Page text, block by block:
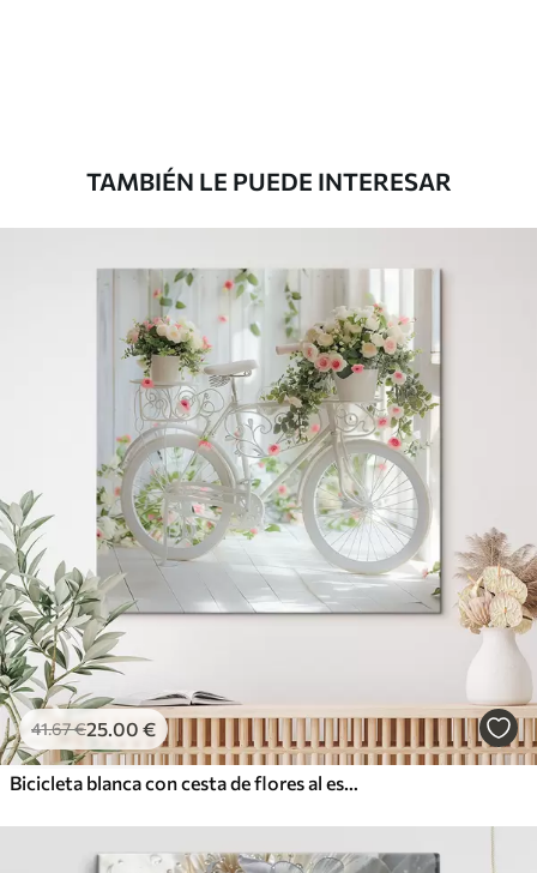
TAMBIÉN LE PUEDE INTERESAR
41.67€25.00 €
Bicicleta blanca con cesta de flores al estilo provenzal